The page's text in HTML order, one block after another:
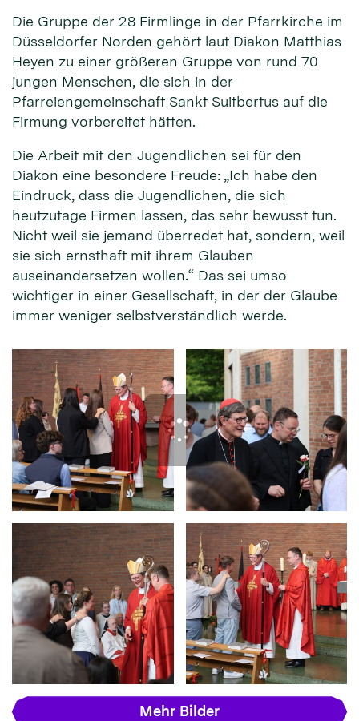
Die Gruppe der 28 Firmlinge in der Pfarrkirche im
Düsseldorfer Norden gehört laut Diakon Matthias
Heyen zu einer größeren Gruppe von rund 70
jungen Menschen, die sich in der
Pfarreiengemeinschaft Sankt Suitbertus auf die
Firmung vorbereitet hätten.
Die Arbeit mit den Jugendlichen sei für den
Diakon eine besondere Freude: „Ich habe den
Eindruck, dass die Jugendlichen, die sich
heutzutage Firmen lassen, das sehr bewusst tun.
Nicht weil sie jemand überredet hat, sondern, weil
sie sich ernsthaft mit ihrem Glauben
auseinandersetzen wollen.“ Das sei umso
wichtiger in einer Gesellschaft, in der der Glaube
immer weniger selbstverständlich werde.
Mehr Bilder